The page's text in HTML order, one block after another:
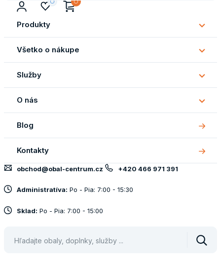
Produkty
Všetko o nákupe
o
Služby
O nás
O
nás
Blog
Kontakty
obchod@obal-centrum.cz +420 466 971 391
Administratíva: Po - Pia: 7:00 - 15:30
Sklad: Po - Pia: 7:00 - 15:00